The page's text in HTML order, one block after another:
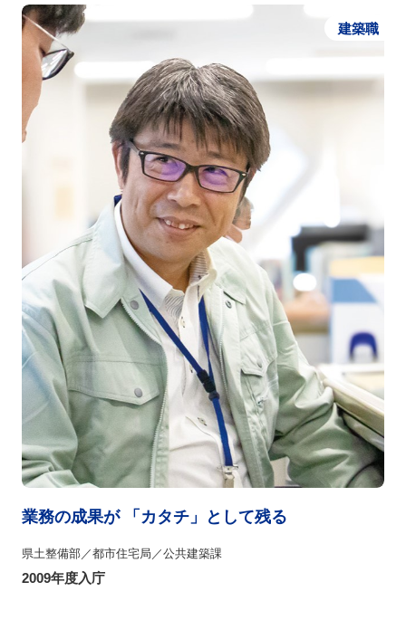
建築職
業務の成果が 「カタチ」として残る
県土整備部／都市住宅局／公共建築課
2009年度入庁